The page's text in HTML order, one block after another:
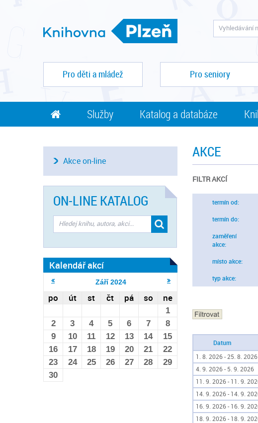
Pro děti a mládež Pro seniory
Služby Katalog a databáze
AKCE
FILTR AKCÍ
termín od:
termín do:
zaměření
akce:
místo akce:
typ akce:
Datum
1. 8. 2026 - 25. 8. 2026
4. 9. 2026 - 5. 9. 2026
11. 9. 2026 - 11. 9.
14. 9. 2026 - 14. 9.
16. 9. 2026 - 16. 9.
18. 9. 2026 - 18. 9.
Akce on-line
ON-LINE KATALOG
Kalendář akcí
Září 2024
po út st čt pá so ne
1
2
3 4 5 6 7
8
9
10 11 12 13 14
15
16
17 18 19 20 21
22
23
24 25 26 27 28
29
30